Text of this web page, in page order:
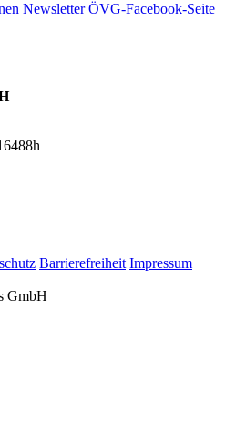
Newsletter ÖVG-Facebook-Seite
Barrierefreiheit Impressum
GmbH